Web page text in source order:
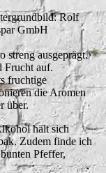
Rolf
GmbH
streng ausgeprägt.
Frucht auf.
fruchtige
die Aromen
über.
hält sich
Zudem finde ich
Pfeffer,